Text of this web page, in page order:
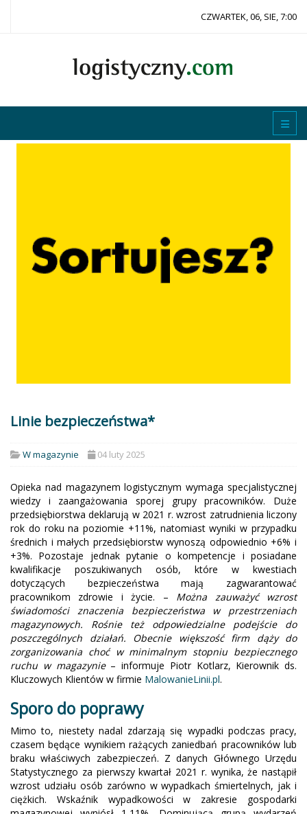
CZWARTEK, 06, SIE, 7:00
Linie bezpieczeństwa*
W magazynie 04 luty 2025
Opieka nad magazynem logistycznym wymaga specjalistycznej
wiedzy i zaangażowania sporej grupy pracowników. Duże
przedsiębiorstwa deklarują w 2021 r. wzrost zatrudnienia liczony
rok do roku na poziomie +11%, natomiast wyniki w przypadku
średnich i małych przedsiębiorstw wynoszą odpowiednio +6% i
+3%. Pozostaje jednak pytanie o kompetencje i posiadane
kwalifikacje poszukiwanych osób, które w kwestiach
dotyczących bezpieczeństwa mają zagwarantować
pracownikom zdrowie i życie. – Można zauważyć wzrost
świadomości znaczenia bezpieczeństwa w przestrzeniach
magazynowych. Rośnie też odpowiedzialne podejście do
poszczególnych działań. Obecnie większość firm dąży do
zorganizowania choć w minimalnym stopniu bezpiecznego
ruchu w magazynie – informuje Piotr Kotlarz, Kierownik ds.
Kluczowych Klientów w firmie MalowanieLinii.pl.
Sporo do poprawy
Mimo to, niestety nadal zdarzają się wypadki podczas pracy,
czasem będące wynikiem rażących zaniedbań pracowników lub
braku właściwych zabezpieczeń. Z danych Głównego Urzędu
Statystycznego za pierwszy kwartał 2021 r. wynika, że nastąpił
wzrost udziału osób zarówno w wypadkach śmiertelnych, jak i
ciężkich. Wskaźnik wypadkowości w zakresie gospodarki